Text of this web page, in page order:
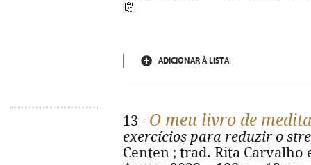
ADICIONAR À LISTA
13 - O meu livro de
exercícios para reduzir o
Centen ; trad. Rita Carvalho